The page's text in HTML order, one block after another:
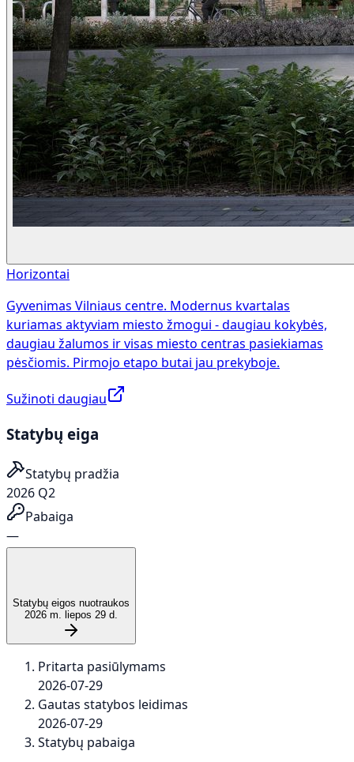
Horizontai
Gyvenimas Vilniaus centre. Modernus kvartalas
kuriamas aktyviam miesto žmogui - daugiau kokybės,
daugiau žalumos ir visas miesto centras pasiekiamas
pėsčiomis. Pirmojo etapo butai jau prekyboje.
Sužinoti daugiau
Statybų eiga
Statybų pradžia
2026 Q2
Pabaiga
—
Statybų eigos nuotraukos
2026 m. liepos 29 d.
Pritarta pasiūlymams
2026-07-29
Gautas statybos leidimas
2026-07-29
Statybų pabaiga